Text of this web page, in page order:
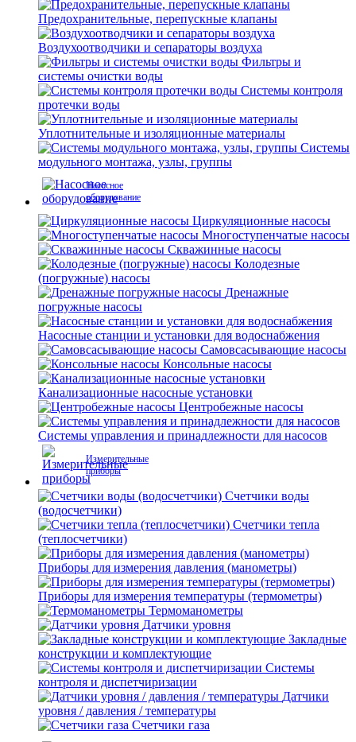
Предохранительные, перепускные клапаны
Воздухоотводчики и сепараторы воздуха
Фильтры и
системы очистки воды
Системы контроля
протечки воды
Уплотнительные и изоляционные материалы
Системы
модульного монтажа, узлы, группы
Насосное
оборудование
Циркуляционные насосы
Многоступенчатые насосы
Скважинные насосы
Колодезные
(погружные) насосы
Дренажные
погружные насосы
Насосные станции и установки для водоснабжения
Самовсасывающие насосы
Консольные насосы
Канализационные насосные установки
Центробежные насосы
Системы управления и принадлежности для насосов
Измерительные
приборы
Счетчики воды
(водосчетчики)
Счетчики тепла
(теплосчетчики)
Приборы для измерения давления (манометры)
Приборы для измерения температуры (термометры)
Термоманометры
Датчики уровня
Закладные
конструкции и комплектующие
Системы
контроля и диспетчиризации
Датчики
уровня / давления / температуры
Счетчики газа